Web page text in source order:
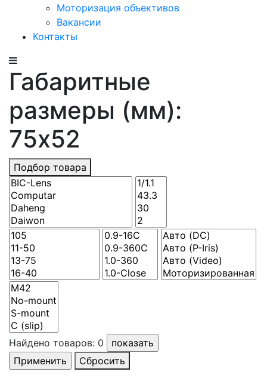
Моторизация объективов
Вакансии
Контакты
Габаритные
размеры (мм):
75x52
Подбор товара
Найдено товаров: 0
Сбросить